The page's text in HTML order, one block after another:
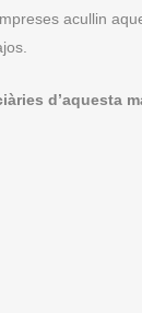
acullin
d’aquesta